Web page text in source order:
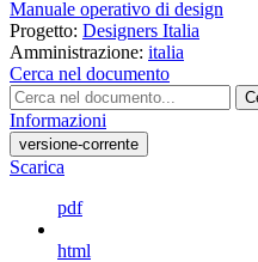
Manuale operativo di design
Progetto: Designers Italia
Amministrazione: italia
Cerca nel documento
Informazioni
versione-corrente
Scarica
pdf
html